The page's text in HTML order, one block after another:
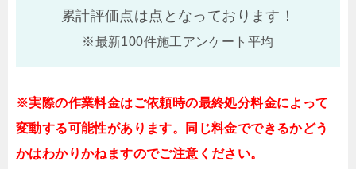
累計評価点は点となっております！
※最新100件施工アンケート平均
※実際の作業料金はご依頼時の最終処分料金によって
変動する可能性があります。同じ料金でできるかどう
かはわかりかねますのでご注意ください。